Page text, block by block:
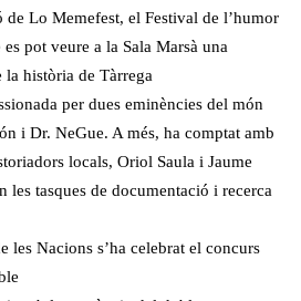
de Lo Memefest, el Festival de l’humor
pot veure a la Sala Marsà una
història de Tàrrega
per dues eminències del món
i Dr. NeGue. A més, ha comptat amb
locals, Oriol Saula i Jaume
les tasques de documentació i recerca
les Nacions s’ha celebrat el concurs